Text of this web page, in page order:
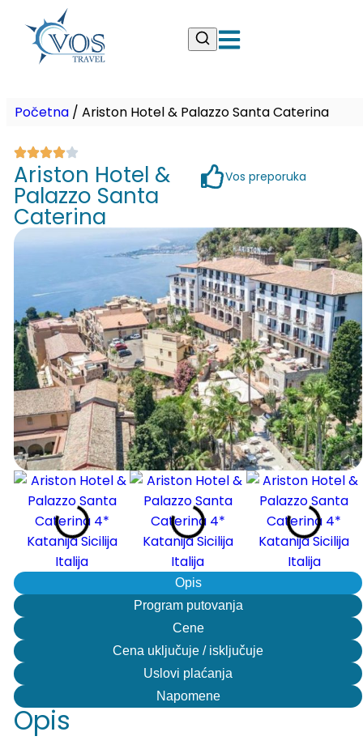
Početna / Ariston Hotel & Palazzo Santa Caterina
Ariston Hotel &
Palazzo Santa
Caterina
Vos preporuka
Opis
Program putovanja
Cene
Cena uključuje / isključuje
Uslovi plaćanja
Napomene
Opis